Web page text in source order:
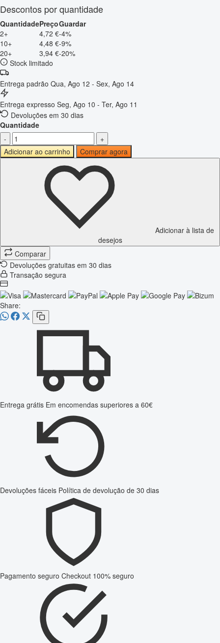
Descontos por quantidade
QuantidadePreçoGuardar
2+
4,72 €-4%
10+
4,48 €-9%
20+
3,94 €-20%
Stock limitado
Entrega padrão Qua, Ago 12 - Sex, Ago 14
Entrega expresso Seg, Ago 10 - Ter, Ago 11
Devoluções em 30 dias
Quantidade
-
+
Adicionar ao carrinho
Comprar agora
Adicionar à lista de
desejos
Comparar
Devoluções gratuitas em 30 dias
Transação segura
Share:
Entrega grátis Em encomendas superiores a 60€
Devoluções fáceis Política de devolução de 30 dias
Pagamento seguro Checkout 100% seguro